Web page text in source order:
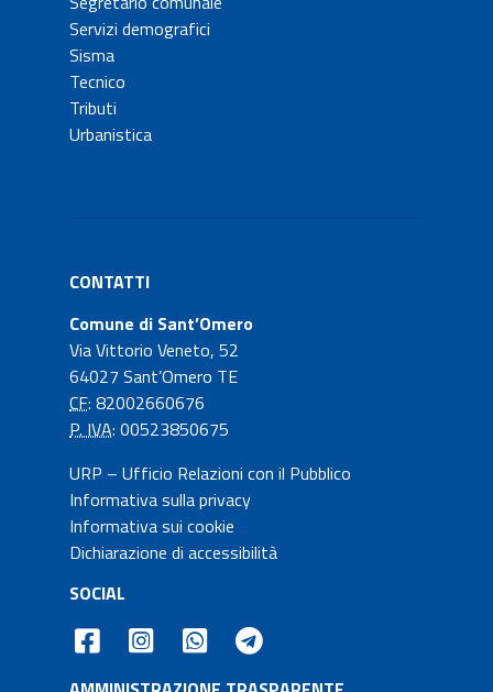
Servizi demografici
Sisma
Tecnico
Tributi
Urbanistica
CONTATTI
Comune di Sant’Omero
Via Vittorio Veneto, 52
64027 Sant’Omero TE
CF: 82002660676
P. IVA: 00523850675
URP – Ufficio Relazioni con il Pubblico
Informativa sulla privacy
Informativa sui cookie
Dichiarazione di accessibilità
SOCIAL